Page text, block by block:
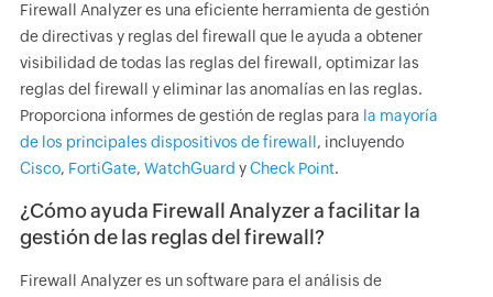
Firewall Analyzer es una eficiente herramienta de gestión
de directivas y reglas del firewall que le ayuda a obtener
visibilidad de todas las reglas del firewall, optimizar las
reglas del firewall y eliminar las anomalías en las reglas.
Proporciona informes de gestión de reglas para la mayoría
de los principales dispositivos de firewall, incluyendo
Cisco, FortiGate, WatchGuard yCheck Point.
¿Cómo ayuda Firewall Analyzer a facilitar la
gestión de las reglas del firewall?
Firewall Analyzer es un software para el análisis de